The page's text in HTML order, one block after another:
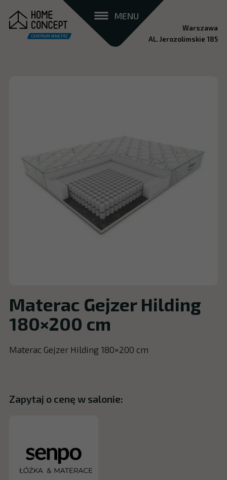
MENU
Warszawa
AL. Jerozolimskie 185
Materac Gejzer Hilding
180×200 cm
Materac Gejzer Hilding 180×200 cm
Zapytaj o cenę w salonie: